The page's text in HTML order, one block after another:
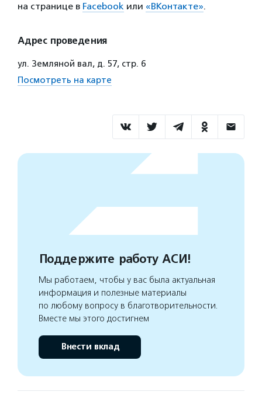
на странице в Facebook или «ВКонтакте».
Адрес проведения
ул. Земляной вал, д. 57, стр. 6
Посмотреть на карте
Поддержите работу АСИ!
Мы работаем, чтобы у вас была актуальная
информация и полезные материалы
по любому вопросу в благотворительности.
Вместе мы этого достигнем
Внести вклад